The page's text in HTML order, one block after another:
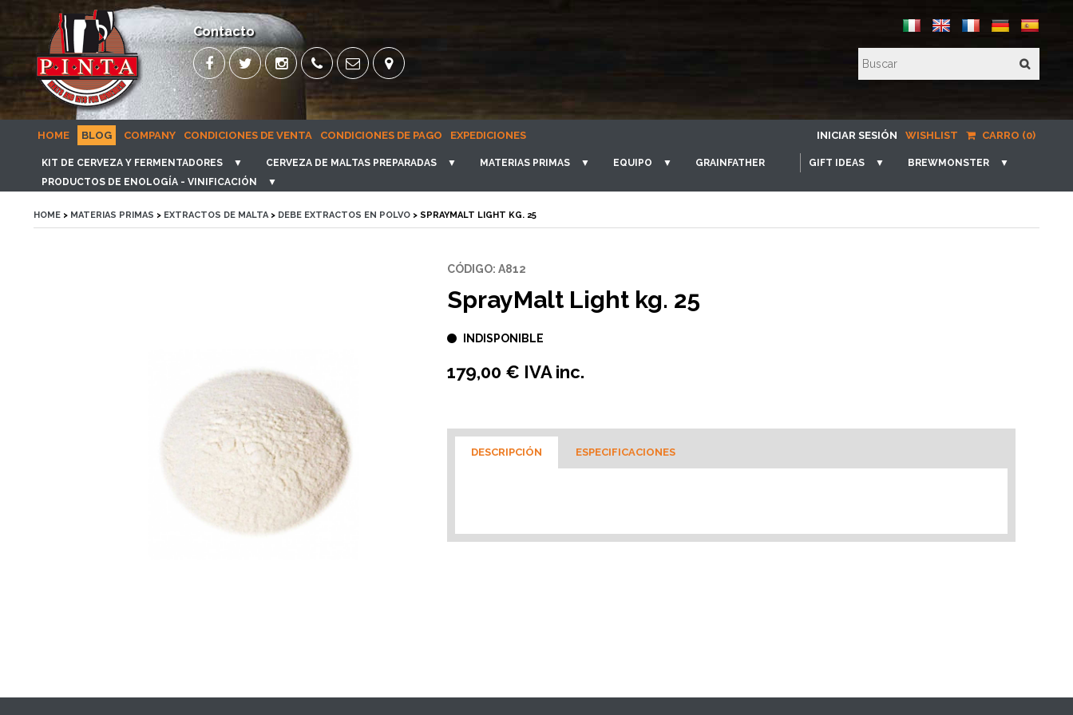
Contacto
HOME BLOG COMPANY CONDICIONES DE VENTA CONDICIONES DE PAGO EXPEDICIONES INICIAR SESIÓN WISHLIST CARRO (0)
KIT DE CERVEZA Y FERMENTADORES ▼ CERVEZA DE MALTAS PREPARADAS ▼ MATERIAS PRIMAS ▼ EQUIPO ▼ GRAINFATHER GIFT IDEAS ▼ BREWMONSTER
▼
PRODUCTOS DE ENOLOGÍA - VINIFICACIÓN
▼
HOME > MATERIAS PRIMAS > EXTRACTOS DE MALTA> DEBE EXTRACTOS EN POLVO > SPRAYMALT LIGHT KG. 25
CÓDIGO: A812
SprayMalt Light kg. 25
INDISPONIBLE
179,00 € IVA inc.
DESCRIPCIÓN ESPECIFICACIONES